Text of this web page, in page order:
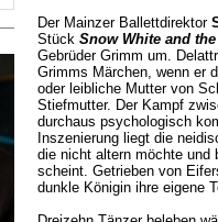
Der Mainzer Ballettdirektor
Stück Snow White and
Gebrüder Grimm um.
Grimms Märchen, wenn er
oder leibliche Mutter von
Stiefmutter. Der Kampf
durchaus psychologisch
Inszenierung liegt die
die nicht altern möchte und
scheint. Getrieben von
dunkle Königin ihre eigene